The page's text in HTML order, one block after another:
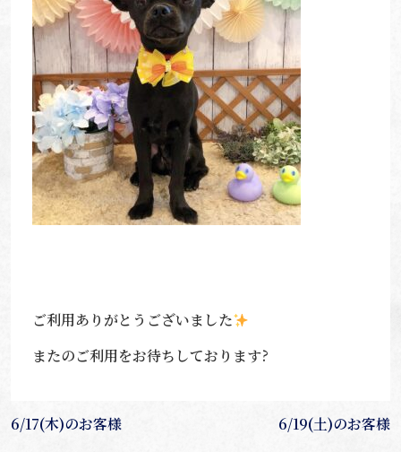
ご利用ありがとうございました
またのご利用をお待ちしております?
投
6/17(木)のお客様 6/19(土)のお客様